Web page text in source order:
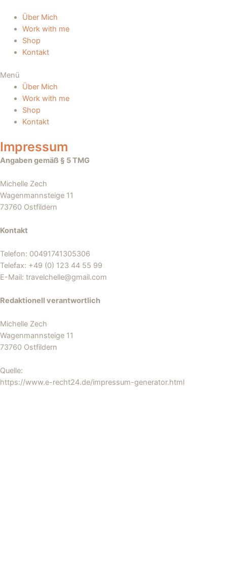
Inhalt
springen
Über Mich
Work with me
Shop
Kontakt
Menü
Über Mich
Work with me
Shop
Kontakt
Impressum
Angaben gemäß § 5 TMG
Michelle Zech
Wagenmannsteige 11
73760 Ostfildern
Kontakt
Telefon: 00491741305306
Telefax: +49 (0) 123 44 55 99
E-Mail: travelchelle@gmail.com
Redaktionell verantwortlich
Michelle Zech
Wagenmannsteige 11
73760 Ostfildern
Quelle:
https://www.e-recht24.de/impressum-generator.html